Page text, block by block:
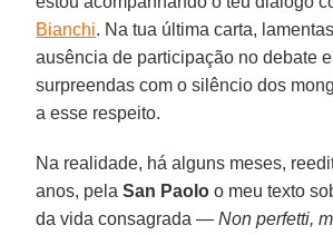
Bianchi. Na tua última carta,
ausência de participação no debate
surpreendas com o silêncio dos
a esse respeito.
Na realidade, há alguns meses,
anos, pelaSan Paolo o meu texto
da vida consagrada —Non perfetti,